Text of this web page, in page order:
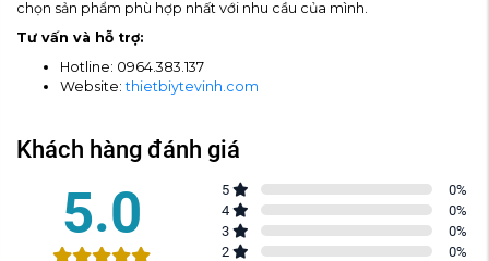
chọn sản phẩm phù hợp nhất với nhu cầu của mình.
Tư vấn và hỗ trợ:
Hotline: 0964.383.137
Website:thietbiytevinh.com
Khách hàng đánh giá
5.0 5 0%
4
0%
3
0%
2
0%